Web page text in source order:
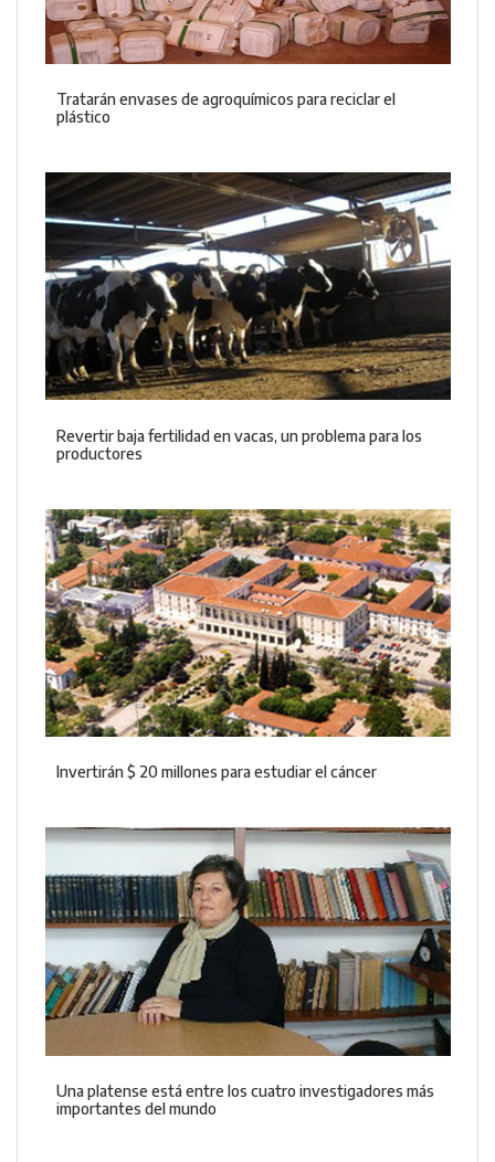
Tratarán envases de agroquímicos para reciclar el
plástico
Revertir baja fertilidad en vacas, un problema para los
productores
Invertirán $ 20 millones para estudiar el cáncer
Una platense está entre los cuatro investigadores más
importantes del mundo